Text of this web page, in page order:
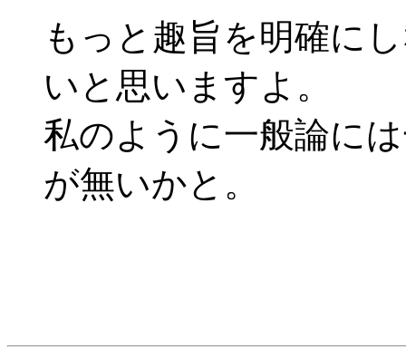
もっと趣旨を明確に
いと思いますよ。
私のように一般論に
が無いかと。